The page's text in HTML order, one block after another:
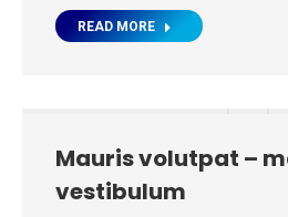
READ MORE
Mauris volutpat –
vestibulum